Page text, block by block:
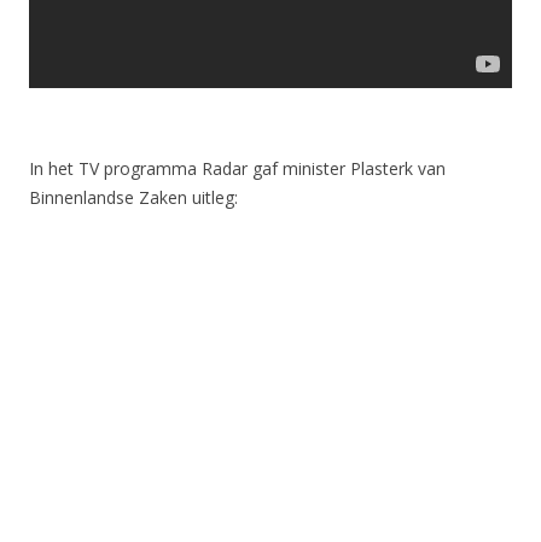
In het TV programma Radar gaf minister Plasterk van
Binnenlandse Zaken uitleg: